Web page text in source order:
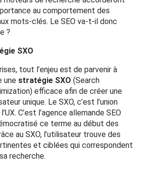
au comportement des
mots-clés. Le SEO va-t-il donc
?
SXO
tout l’enjeu est de parvenir à
une stratégie SXO (Search
efficace afin de créer une
unique. Le SXO, c’est l’union
C’est l’agence allemande SEO
ce terme au début des
au SXO, l’utilisateur trouve des
et ciblées qui correspondent
recherche.